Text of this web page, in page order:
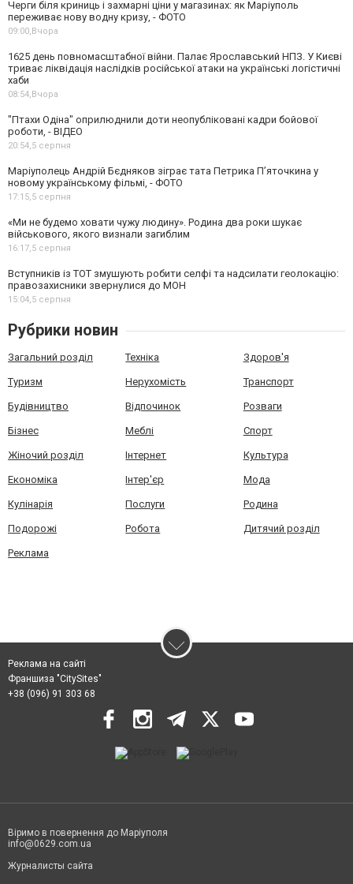
Черги біля криниць і захмарні ціни у магазинах: як Маріуполь
переживає нову водну кризу, - ФОТО
09:00, Вчора
1625 день повномасштабної війни. Палає Ярославський НПЗ. У Києві
триває ліквідація наслідків російської атаки на українські логістичні
хаби
08:54, Вчора
"Птахи Одіна" оприлюднили доти неопубліковані кадри бойової
роботи, - ВІДЕО
20:54,5 серпня
Маріуполець Андрій Бєдняков зіграє тата Петрика П’яточкина у
новому українському фільмі, - ФОТО
17:15,5 серпня
«Ми не будемо ховати чужу людину». Родина два роки шукає
військового, якого визнали загиблим
16:17,5 серпня
Вступників із ТОТ змушують робити селфі та надсилати геолокацію:
правозахисники звернулися до МОН
15:04,5 серпня
Рубрики новин
Загальний розділ Техніка Здоров'я
Туризм Нерухомість Транспорт
Будівництво Відпочинок Розваги
Бізнес Меблі Спорт
Жіночий розділ Інтернет Культура
Економіка Інтер'єр Мода
Кулінарія Послуги Родина
Подорожі Робота Дитячий розділ
Реклама
Реклама на сайті
Франшиза "CitySites"
+38 (096) 91 303 68
Віримо в повернення до Маріуполя
info@0629.com.ua
Журналисты сайта